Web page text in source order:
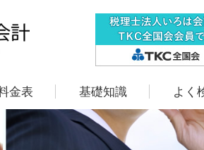
金表 基礎知識 よく